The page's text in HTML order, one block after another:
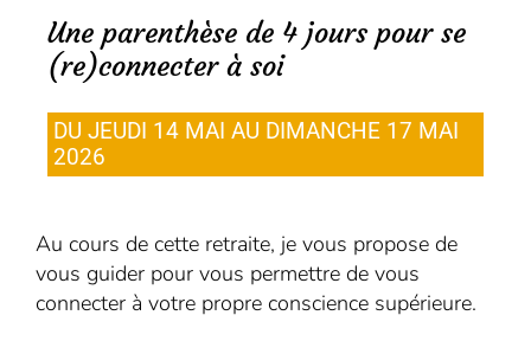
Une parenthèse de 4 jours pour se
(re)connecter à soi
DU JEUDI 14 MAI AU DIMANCHE 17 MAI
2026
Au cours de cette retraite, je vous propose de
vous guider pour vous permettre de vous
connecter à votre propre conscience supérieure.